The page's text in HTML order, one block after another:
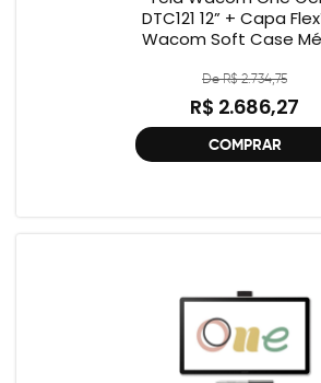
DTC121 12” + Capa Flexível
Wacom Soft Case
De R$ 2.734,75
R$ 2.686,27
COMPRAR